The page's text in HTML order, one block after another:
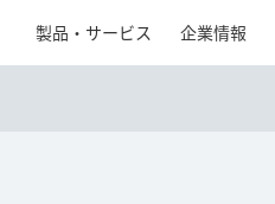
製品・サービス 企業情報